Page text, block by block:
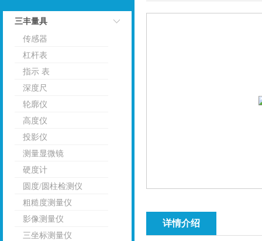
三丰量具
传感器
杠杆表
指示 表
深度尺
轮廓仪
高度仪
投影仪
测量显微镜
硬度计
圆度/圆柱检测仪
粗糙度测量仪
影像测量仪
三坐标测量仪
详情介绍